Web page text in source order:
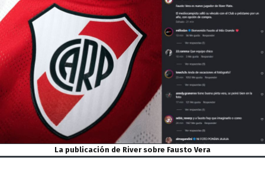
La publicación de River sobre Fausto Vera